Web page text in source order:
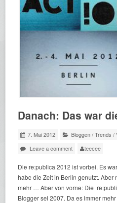
Danach: Das war
7. Mai 2012 Bloggen/Trends /
Leave a comment
teecee
Die re:publica 2012 ist vorbei. Es
habe die Zeit in Berlin genutzt. Aber
mehr … Aber von vorne: Die
Blogger sei 2007. Da es immer